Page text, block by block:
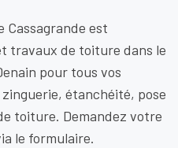
Cassagrande est
travaux de toiture dans le
pour tous vos
étanchéité, pose
toiture. Demandez votre
le formulaire.